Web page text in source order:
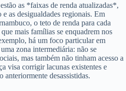
as *faixas de renda atualizadas*,
as desigualdades regionais. Em
o teto de renda para cada
mais famílias se enquadrem nos
há um foco particular em
zona intermediária: não se
mas também não tinham acesso a
visa corrigir lacunas existentes e
anteriormente desassistidas.